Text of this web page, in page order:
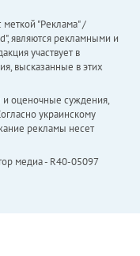
"Реклама" /
являются рекламными и
участвует в
высказанные в этих
и оценочные суждения,
украинскому
рекламы несет
медиа - R40-05097